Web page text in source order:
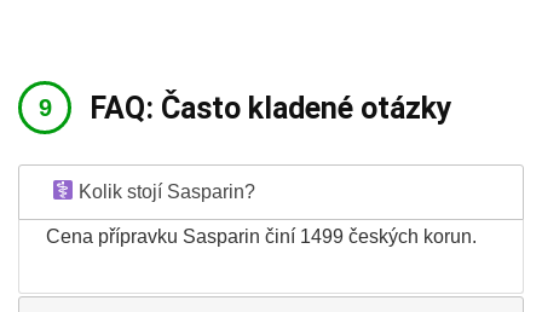
FAQ: Často kladené otázky
Kolik stojí Sasparin?
Cena přípravku Sasparin činí 1499 českých korun.